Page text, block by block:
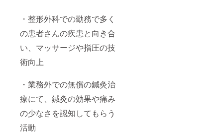
・整形外科での勤務で多く
の患者さんの疾患と向き合
い、マッサージや指圧の技
術向上
・業務外での無償の鍼灸治
療にて、鍼灸の効果や痛み
の少なさを認知してもらう
活動